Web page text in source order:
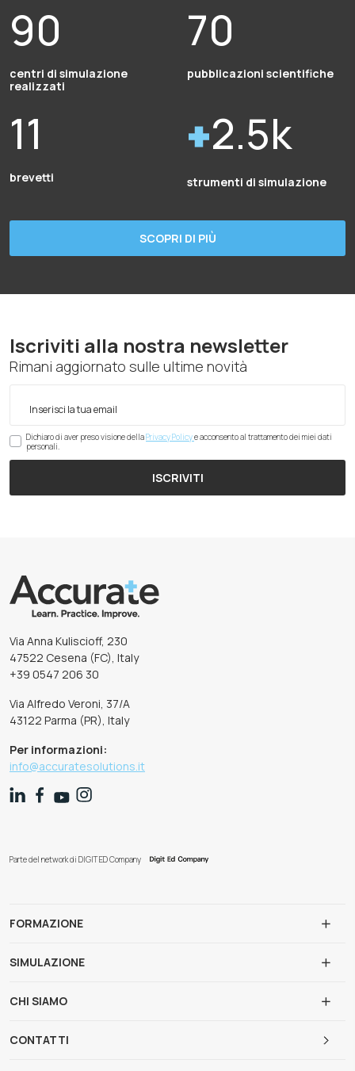
90
centri di simulazione
realizzati
70
pubblicazioni scientifiche
11
brevetti
2.5k
strumenti di simulazione
SCOPRI DI PIÙ
Iscriviti alla nostra newsletter
Rimani aggiornato sulle ultime novità
Dichiaro di aver preso visione dellaPrivacy Policye acconsento al trattamento dei miei dati
personali.
ISCRIVITI
Via Anna Kuliscioff, 230
47522 Cesena (FC), Italy
+39 0547 206 30
Via Alfredo Veroni, 37/A
43122 Parma (PR), Italy
Per informazioni:
info@accuratesolutions.it
Parte del network di DIGIT ED Company
FORMAZIONE
SIMULAZIONE
CHI SIAMO
CONTATTI